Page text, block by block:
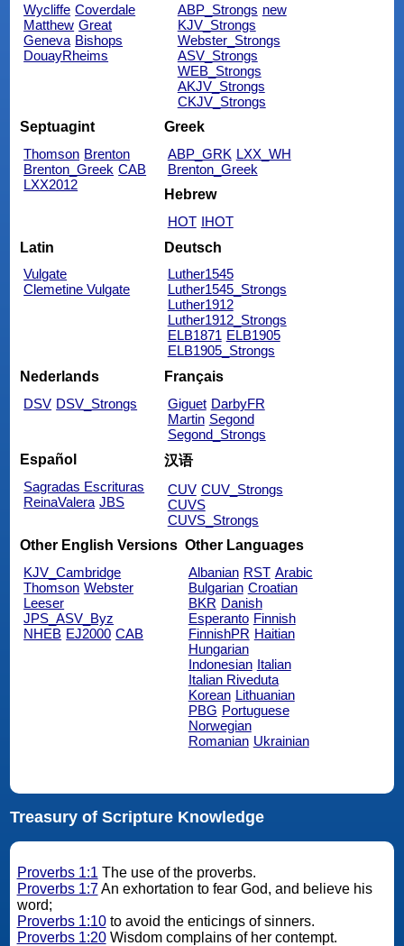
Wycliffe Coverdale
Matthew Great
Geneva Bishops
DouayRheims
ABP_Strongs new
KJV_Strongs
Webster_Strongs
ASV_Strongs
WEB_Strongs
AKJV_Strongs
CKJV_Strongs
Septuagint
Thomson Brenton
Brenton_Greek CAB
LXX2012
Greek
ABP_GRK LXX_WH
Brenton_Greek
Hebrew
HOT IHOT
Latin
Vulgate
Clemetine Vulgate
Deutsch
Luther1545
Luther1545_Strongs
Luther1912
Luther1912_Strongs
ELB1871 ELB1905
ELB1905_Strongs
Nederlands
DSV DSV_Strongs
Français
Giguet DarbyFR
Martin Segond
Segond_Strongs
Español
Sagradas Escrituras
ReinaValera JBS
汉语
CUV CUV_Strongs
CUVS
CUVS_Strongs
Other English Versions
KJV_Cambridge
Thomson Webster
Leeser
JPS_ASV_Byz
NHEB EJ2000 CAB
Other Languages
Albanian RST Arabic
Bulgarian Croatian
BKR Danish
Esperanto Finnish
FinnishPR Haitian
Hungarian
Indonesian Italian
Italian Riveduta
Korean Lithuanian
PBG Portuguese
Norwegian
Romanian Ukrainian
Treasury of Scripture Knowledge
Proverbs 1:1 The use of the proverbs.
Proverbs 1:7An exhortation to fear God, and believe his
word;
Proverbs 1:10to avoid the enticings of sinners.
Proverbs 1:20Wisdom complains of her contempt.